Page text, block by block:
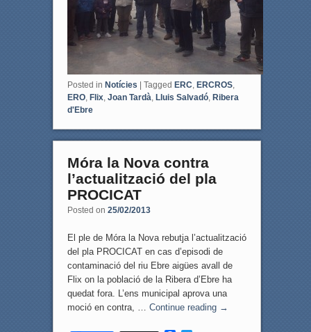
Posted in Notícies Tagged ERC, ERCROS,
ERO, Flix, Joan Tardà, Lluis Salvadó, Ribera
d'Ebre
Móra la Nova contra
l’actualització del pla
PROCICAT
Posted on 25/02/2013
El ple de Móra la Nova rebutja l’actualització
del pla PROCICAT en cas d’episodi de
contaminació del riu Ebre aigües avall de
Flix on la població de la Ribera d’Ebre ha
quedat fora. L’ens municipal aprova una
moció en contra, … Continue reading →